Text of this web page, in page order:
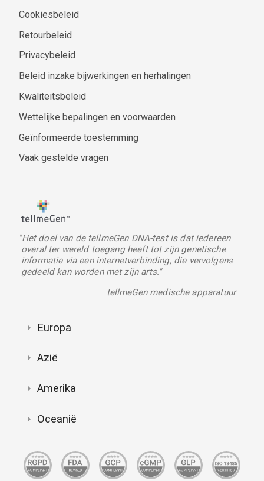
Cookiesbeleid
Retourbeleid
Privacybeleid
Beleid inzake bijwerkingen en herhalingen
Kwaliteitsbeleid
Wettelijke bepalingen en voorwaarden
Geïnformeerde toestemming
Vaak gestelde vragen
"Het doel van de tellmeGen DNA-test is dat iedereen
overal ter wereld toegang heeft tot zijn genetische
informatie via een internetverbinding, die vervolgens
gedeeld kan worden met zijn arts."
tellmeGen medische apparatuur
Europa
Azië
Amerika
Oceanië